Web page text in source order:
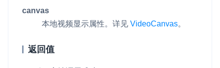
canvas
本地视频显示属性。详见 VideoCanvas。
返回值